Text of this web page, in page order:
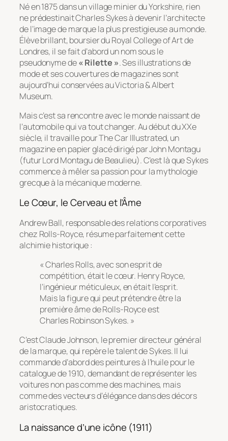
Né en 1875 dans un village minier du Yorkshire, rien
ne prédestinait Charles Sykes à devenir l’architecte
de l’image de marque la plus prestigieuse au monde.
Élève brillant, boursier du Royal College of Art de
Londres, il se fait d’abord un nom sous le
pseudonyme de« Rilette ». Ses illustrations de
mode et ses couvertures de magazines sont
aujourd’hui conservées au Victoria & Albert
Museum.
Mais c’est sa rencontre avec le monde naissant de
l’automobile qui va tout changer. Au début du XXe
siècle, il travaille pourThe Car Illustrated, un
magazine en papier glacé dirigé par John Montagu
(futur Lord Montagu de Beaulieu). C’est là que Sykes
commence à mêler sa passion pour la mythologie
grecque à la mécanique moderne.
Le Cœur, le Cerveau et l’Âme
Andrew Ball, responsable des relations corporatives
chez Rolls-Royce, résume parfaitement cette
alchimie historique :
« Charles Rolls, avec son esprit de
compétition, était le cœur. Henry Royce,
l’ingénieur méticuleux, en était l’esprit.
Mais la figure qui peut prétendre être la
première âme de Rolls-Royce est
Charles Robinson Sykes. »
C’est Claude Johnson, le premier directeur général
de la marque, qui repère le talent de Sykes. Il lui
commande d’abord des peintures à l’huile pour le
catalogue de 1910, demandant de représenter les
voitures non pas comme des machines, mais
comme des vecteurs d’élégance dans des décors
aristocratiques.
La naissance d’une icône (1911)